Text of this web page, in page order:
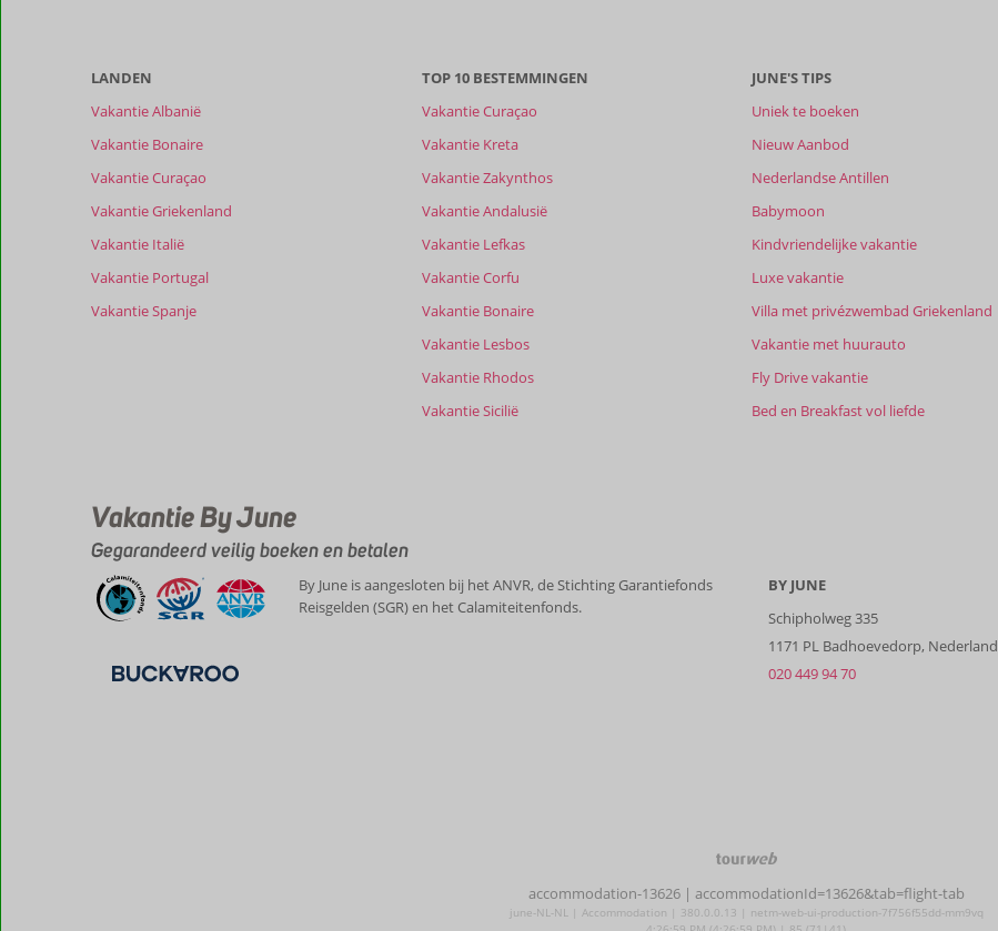
de
van
de
beoordelingen
te
Meer
info
LANDEN
Vakantie Albanië
Vakantie Bonaire
Vakantie Curaçao
Vakantie Griekenland
Vakantie Italië
Vakantie Portugal
Vakantie Spanje
TOP 10 BESTEMMINGEN
Vakantie Curaçao
Vakantie Kreta
Vakantie Zakynthos
Vakantie Andalusië
Vakantie Lefkas
Vakantie Corfu
Vakantie Bonaire
Vakantie Lesbos
Vakantie Rhodos
Vakantie Sicilië
JUNE'S TIPS
Uniek te boeken
Nieuw Aanbod
Nederlandse Antillen
Babymoon
Kindvriendelijke vakantie
Luxe vakantie
Villa met privézwembad Griekenland
Vakantie met huurauto
Fly Drive vakantie
Bed en Breakfast vol liefde
Vakantie By June
Gegarandeerd veilig boeken en betalen
By June is aangesloten bij het ANVR, de Stichting Garantiefonds
Reisgelden (SGR) en het Calamiteitenfonds.
BY JUNE
Schipholweg 335
1171 PL Badhoevedorp, Nederland
020 449 94 70
TourWeb
NetMatch
accommodation-13626 | accommodationId=13626&tab=flight-tab
june-NL-NL | Accommodation | 380.0.0.13 | netm-web-ui-production-7f756f55dd-mm9vq